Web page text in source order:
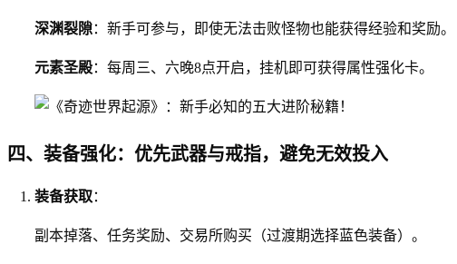
深渊裂隙：新手可参与，即使无法击败怪物也能获得经验和奖励。
元素圣殿：每周三、六晚8点开启，挂机即可获得属性强化卡。
四、装备强化：优先武器与戒指，避免无效投入
装备获取：
副本掉落、任务奖励、交易所购买（过渡期选择蓝色装备）。